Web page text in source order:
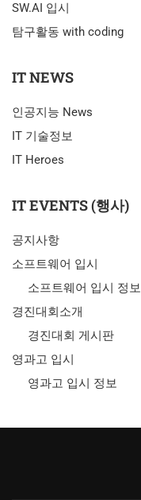
SW.AI 입시
탐구활동 with coding
IT NEWS
인공지능 News
IT 기술정보
IT Heroes
IT EVENTS (행사)
공지사항
소프트웨어 입시
소프트웨어 입시 정보
경진대회소개
경진대회 게시판
영과고 입시
영과고 입시 정보